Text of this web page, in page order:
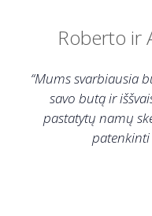
Roberto ir
“Mums svarbiausia
savo butą ir
pastatytų namų
patenkinti